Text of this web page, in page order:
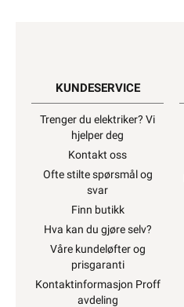
KUNDESERVICE
Trenger du elektriker? Vi
hjelper deg
Kontakt oss
Ofte stilte spørsmål og
svar
Finn butikk
Hva kan du gjøre selv?
Våre kundeløfter og
prisgaranti
Kontaktinformasjon Proff
avdeling